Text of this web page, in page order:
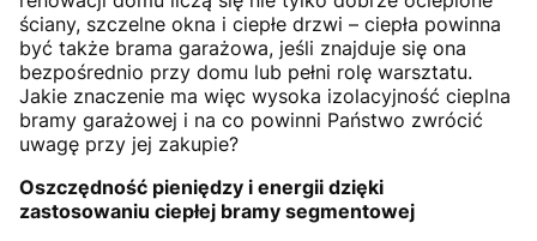
ściany, szczelne okna i ciepłe drzwi – ciepła powinna
być także brama garażowa, jeśli znajduje się ona
bezpośrednio przy domu lub pełni rolę warsztatu.
Jakie znaczenie ma więc wysoka izolacyjność cieplna
bramy garażowej i na co powinni Państwo zwrócić
uwagę przy jej zakupie?
Oszczędność pieniędzy i energii dzięki
zastosowaniu ciepłej bramy segmentowej